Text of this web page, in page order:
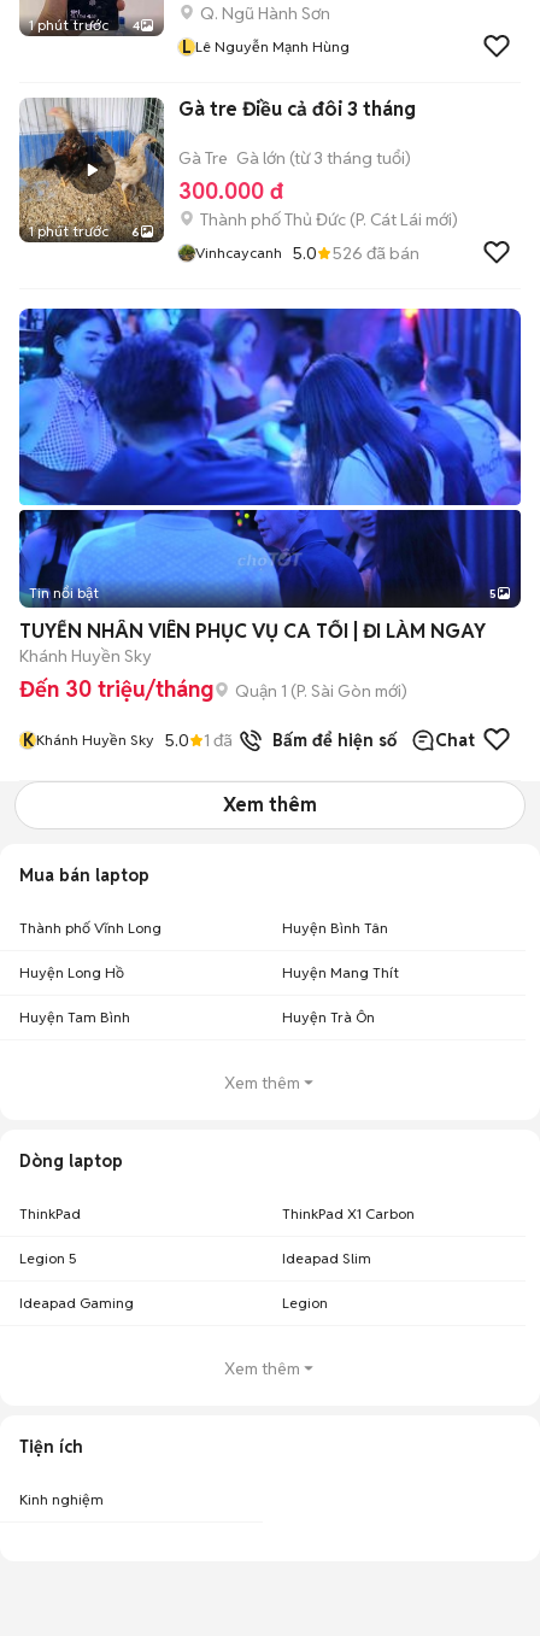
1 phút trước 4
Q. Ngũ Hành Sơn
L Lê Nguyễn Mạnh Hùng
1 phút trước 6
Gà tre Điều cả đôi 3 tháng
Gà Tre Gà lớn (từ 3 tháng tuổi)
300.000 đ
Thành phố Thủ Đức (P. Cát Lái mới)
Vinhcaycanh 5.0 526 đã bán
Tin nổi bật 5
TUYỂN NHÂN VIÊN PHỤC VỤ CA TỐI | ĐI LÀM NGAY
Khánh Huyền Sky
Đến 30 triệu/tháng Quận 1 (P. Sài Gòn mới)
KKhánh Huyền Sky 5.0 1 đã bán Bấm để hiện số Chat
Xem thêm
Mua bán laptop
Thành phố Vĩnh Long Huyện Bình Tân
Huyện Long Hồ Huyện Mang Thít
Huyện Tam Bình Huyện Trà Ôn
Xem thêm
Dòng laptop
ThinkPad ThinkPad X1 Carbon
Legion 5 Ideapad Slim
Ideapad Gaming Legion
Xem thêm
Tiện ích
Kinh nghiệm